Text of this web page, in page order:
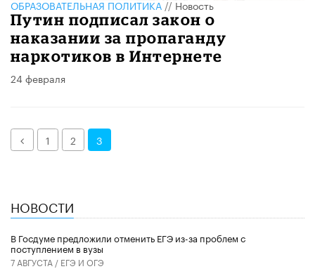
ОБРАЗОВАТЕЛЬНАЯ ПОЛИТИКА//Новость
Путин подписал закон о
наказании за пропаганду
наркотиков в Интернете
24 февраля
Назад1 2 3
НОВОСТИ
В Госдуме предложили отменить ЕГЭ из-за проблем с
поступлением в вузы
7 АВГУСТА / ЕГЭ И ОГЭ